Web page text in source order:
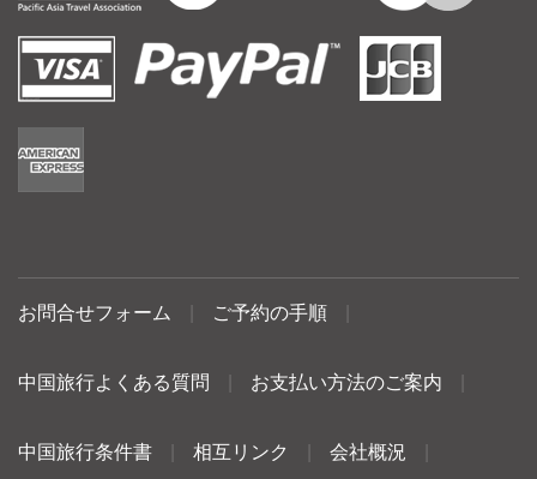
お問合せフォーム ご予約の手順
中国旅行よくある質問 お支払い方法のご案内
中国旅行条件書 相互リンク 会社概況